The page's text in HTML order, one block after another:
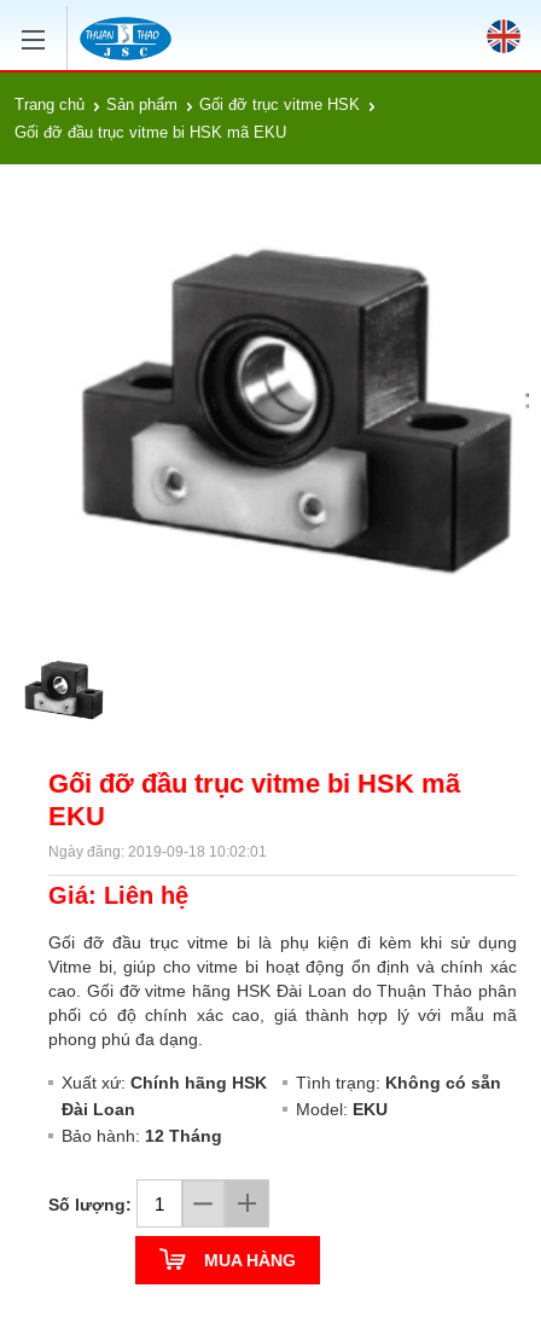
Trang chủ Sản phẩm
Gối đỡ trục vitme HSK
Gối đỡ đầu trục vitme bi HSK mã EKU
Gối đỡ đầu trục vitme bi HSK mã
EKU
Ngày đăng: 2019-09-18 10:02:01
Giá: Liên hệ
Gối đỡ đầu trục vitme bi là phụ kiện đi kèm khi sử dụng
Vitme bi, giúp cho vitme bi hoạt động ổn định và chính xác
cao. Gối đỡ vitme hãng HSK Đài Loan do Thuận Thảo phân
phối có độ chính xác cao, giá thành hợp lý với mẫu mã
phong phú đa dạng.
Xuất xứ: Chính hãng HSK
Đài Loan
Tình trạng: Không có sẵn
Model: EKU
Bảo hành: 12 Tháng
Số lượng:
MUA HÀNG